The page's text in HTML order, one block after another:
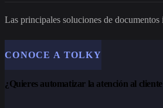
Las principales soluciones de
CONOCE A TOLKY
¿Quieres automatizar la atención al